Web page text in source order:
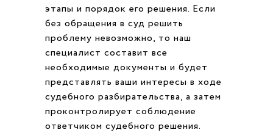
этапы и порядок его решения. Если
без обращения в суд решить
проблему невозможно, то наш
специалист составит все
необходимые документы и будет
представлять ваши интересы в ходе
судебного разбирательства, а затем
проконтролирует соблюдение
ответчиком судебного решения.